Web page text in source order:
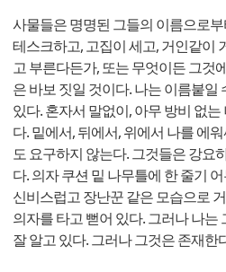
사물들은 명명된 그들의 이름으로
테스크하고, 고집이 세고, 거인같이
고 부른다든가, 또는 무엇이든 그것
은 바보 짓일 것이다. 나는 이름붙일
있다. 혼자서 말없이, 아무 방비 없
다. 밑에서, 뒤에서, 위에서 나를 에
도 요구하지 않는다. 그것들은 강요
다. 의자 쿠션 밑 나무틀에 한 줄기
신비스럽고 장난꾼 같은 모습으로
의자를 타고 뻗어 있다. 그러나 나
잘 알고 있다. 그러나 그것은 존재한